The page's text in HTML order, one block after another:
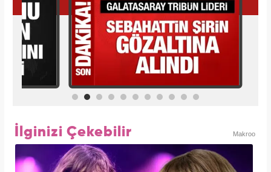
İlginizi Çekebilir Makroo